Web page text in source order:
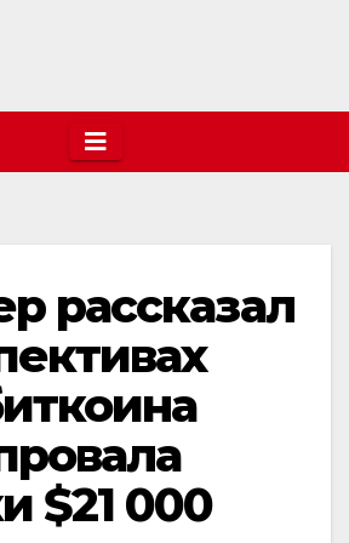
рассказал
$21 000